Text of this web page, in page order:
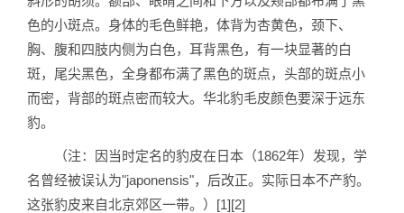
色的小斑点。身体的毛色鲜艳，体背为杏黄色，颈下、
胸、腹和四肢内侧为白色，耳背黑色，有一块显著的白
斑，尾尖黑色，全身都布满了黑色的斑点，头部的斑点小
而密，背部的斑点密而较大。华北豹毛皮颜色要深于远东
豹。
（注：因当时定名的豹皮在日本（1862年）发现，学
名曾经被误认为"japonensis"，后改正。实际日本不产豹。
这张豹皮来自北京郊区一带。）[1][2]